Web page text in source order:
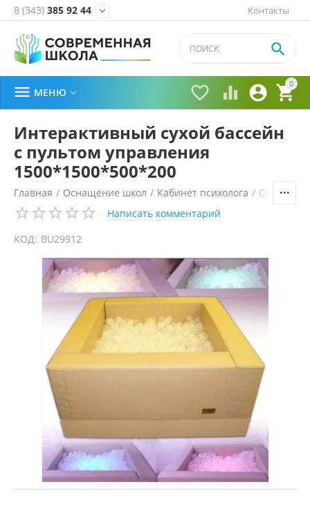
Контакты
8 (343) 385 92 44 
0


 

 МЕНЮ 
Интерактивный сухой бассейн
с пультом управления
1500*1500*500*200
Главная / Оснащение школ / Кабинет психолога /
Написать комментарий
КОД: BU29912